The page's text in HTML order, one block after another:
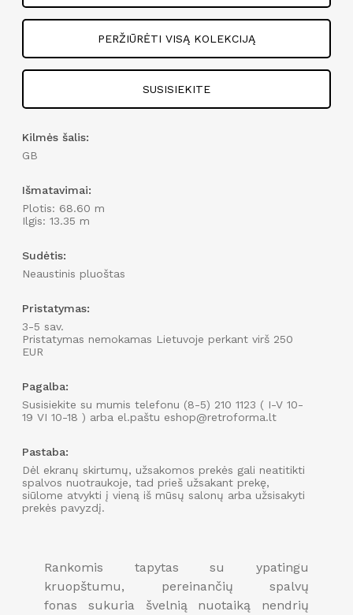
PERŽIŪRĖTI VISĄ KOLEKCIJĄ
SUSISIEKITE
Rankomis tapytas su ypatingu
kruopštumu, pereinančių spalvų
fonas sukuria švelnią nuotaiką nendrių
Kilmės šalis:
GB
Išmatavimai:
Plotis: 68.60 m
Ilgis: 13.35 m
Sudėtis:
Neaustinis pluoštas
Pristatymas:
3-5 sav.
Pristatymas nemokamas Lietuvoje perkant virš 250
EUR
Pagalba:
Susisiekite su mumis telefonu (8-5) 210 1123 ( I-V 10-
19 VI 10-18 ) arba el.paštu eshop@retroforma.lt
Pastaba:
Dėl ekranų skirtumų, užsakomos prekės gali neatitikti
spalvos nuotraukoje, tad prieš užsakant prekę,
siūlome atvykti į vieną iš mūsų salonų arba užsisakyti
prekės pavyzdį.